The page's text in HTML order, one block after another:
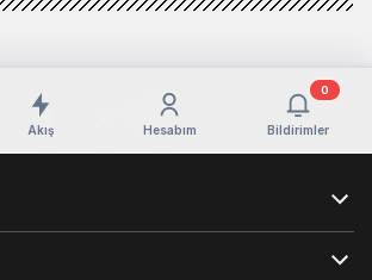
Akış Hesabım Bildirimler
0